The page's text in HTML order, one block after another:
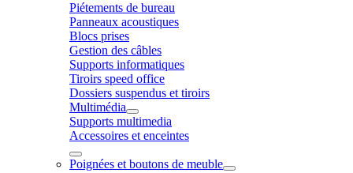
Piétements de bureau
Panneaux acoustiques
Blocs prises
Gestion des câbles
Supports informatiques
Tiroirs speed office
Dossiers suspendus et tiroirs
Multimédia
Supports multimedia
Accessoires et enceintes
Poignées et boutons de meuble